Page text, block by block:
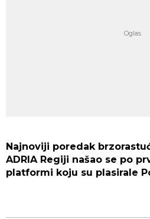
Najnoviji poredak
ADRIA Regiji našao se po
platformi koju su plasirale